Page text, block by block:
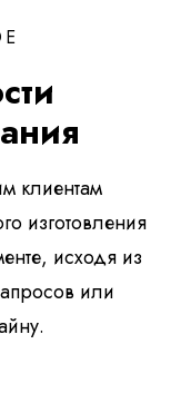
клиентам
изготовления
исходя из
или